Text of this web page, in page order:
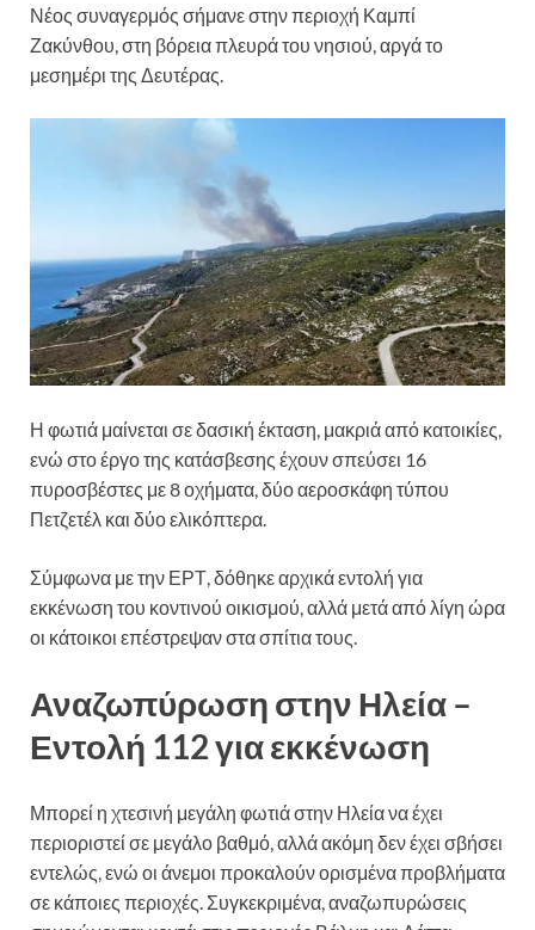
Νέος συναγερμός σήμανε στην περιοχή Καμπί
Ζακύνθου, στη βόρεια πλευρά του νησιού, αργά το
μεσημέρι της Δευτέρας.
Η φωτιά μαίνεται σε δασική έκταση, μακριά από κατοικίες,
ενώ στο έργο της κατάσβεσης έχουν σπεύσει 16
πυροσβέστες με 8 οχήματα, δύο αεροσκάφη τύπου
Πετζετέλ και δύο ελικόπτερα.
Σύμφωνα με την ΕΡΤ, δόθηκε αρχικά εντολή για
εκκένωση του κοντινού οικισμού, αλλά μετά από λίγη ώρα
οι κάτοικοι επέστρεψαν στα σπίτια τους.
Αναζωπύρωση στην Ηλεία –
Εντολή 112 για εκκένωση
Μπορεί η χτεσινή μεγάλη φωτιά στην Ηλεία να έχει
περιοριστεί σε μεγάλο βαθμό, αλλά ακόμη δεν έχει σβήσει
εντελώς, ενώ οι άνεμοι προκαλούν ορισμένα προβλήματα
σε κάποιες περιοχές. Συγκεκριμένα, αναζωπυρώσεις